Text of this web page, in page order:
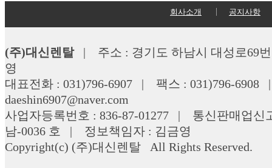
회사소개 공지사항
(주)대신렌탈| 주소 : 경기도 하남시 대성로69
영
대표전화 : 031)796-6907 | 팩스 : 031)796-
daeshin6907@naver.com
사업자등록번호 : 836-87-01277 | 통신판매업신
남-0036 호 | 정보책임자 : 김금영
Copyright(c) (주)대신렌탈 All Rights Reserved.